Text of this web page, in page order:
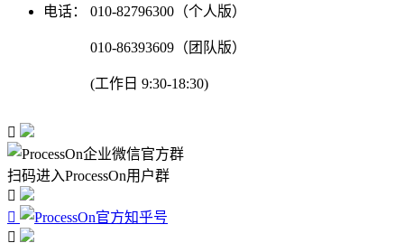
电话：
010-82796300（个人版）
010-86393609（团队版）
(工作日 9:30-18:30)

扫码进入ProcessOn用户群


